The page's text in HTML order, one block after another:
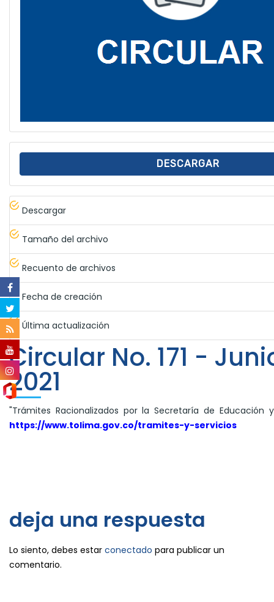
DESCARGAR
Descargar
Tamaño del archivo
Recuento de archivos
Fecha de creación
Última actualización
Circular No. 171 -
2021
"Trámites Racionalizados por la Secretaría de Educación
https://www.tolima.gov.co/tramites-y-servicios
deja una respuesta
Lo siento, debes estar conectado para publicar un
comentario.